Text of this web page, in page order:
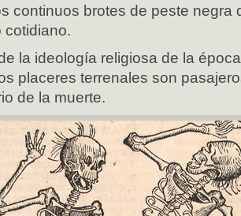
continuos brotes de peste negra
cotidiano.
la ideología religiosa de la
placeres terrenales son
de la muerte.